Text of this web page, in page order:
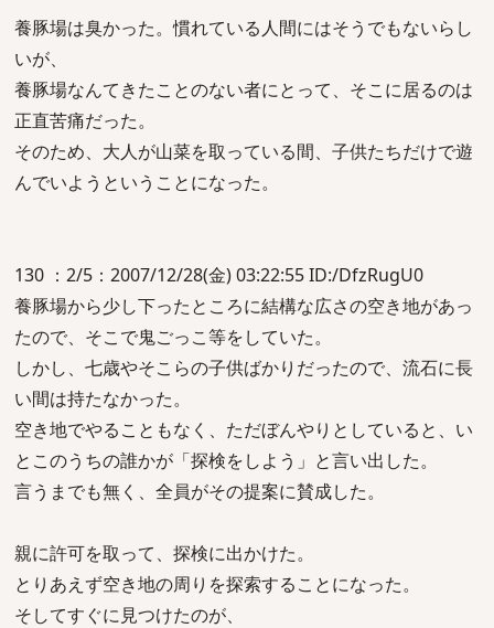
養豚場は臭かった。慣れている人間にはそうでもないらし
いが、
養豚場なんてきたことのない者にとって、そこに居るのは
正直苦痛だった。
そのため、大人が山菜を取っている間、子供たちだけで遊
んでいようということになった。
130 ：2/5：2007/12/28(金) 03:22:55 ID:/DfzRugU0
養豚場から少し下ったところに結構な広さの空き地があっ
たので、そこで鬼ごっこ等をしていた。
しかし、七歳やそこらの子供ばかりだったので、流石に長
い間は持たなかった。
空き地でやることもなく、ただぼんやりとしていると、い
とこのうちの誰かが「探検をしよう」と言い出した。
言うまでも無く、全員がその提案に賛成した。
親に許可を取って、探検に出かけた。
とりあえず空き地の周りを探索することになった。
そしてすぐに見つけたのが、